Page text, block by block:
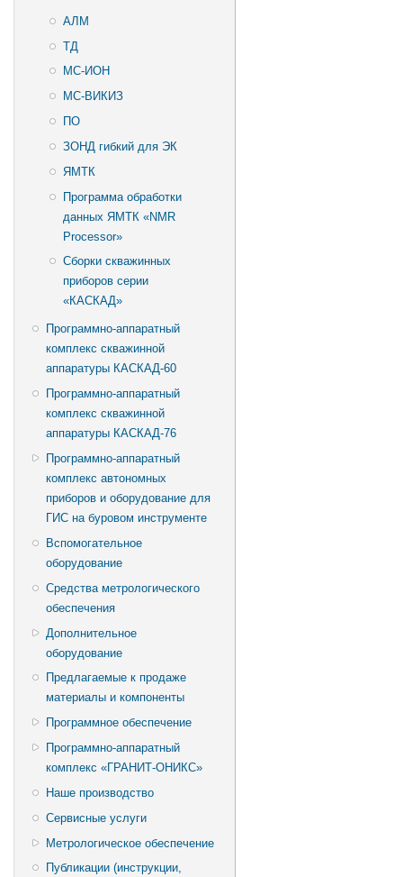
АЛМ
ТД
МС-ИОН
МС-ВИКИЗ
ПО
ЗОНД гибкий для ЭК
ЯМТК
Программа обработки
данных ЯМТК «NMR
Processor»
Сборки скважинных
приборов серии
«КАСКАД»
Программно-аппаратный
комплекс скважинной
аппаратуры КАСКАД-60
Программно-аппаратный
комплекс скважинной
аппаратуры КАСКАД-76
Программно-аппаратный
комплекс автономных
приборов и оборудование для
ГИС на буровом инструменте
Вспомогательное
оборудование
Средства метрологического
обеспечения
Дополнительное
оборудование
Предлагаемые к продаже
материалы и компоненты
Программное обеспечение
Программно-аппаратный
комплекс «ГРАНИТ-ОНИКС»
Наше производство
Сервисные услуги
Метрологическое обеспечение
Публикации (инструкции,